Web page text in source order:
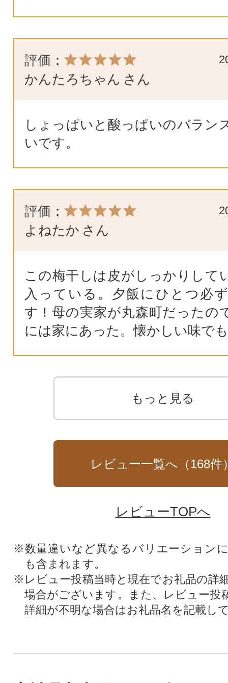
評価：
かんたろちゃん さん
しょっぱいと酸っぱいのバラン
いです。
評価：
よねたか さん
この梅干しは皮がしっかりして
入っている。夕飯にひとつ必
す！母の実家が丸森町だったの
には家にあった。懐かしい味で
もっと見る
レビュー一覧へ（168件
レビューTOPへ
※数量違いなど異なるバリエーション
も含まれます。
※レビュー投稿当時と現在でお礼品の詳
場合がございます。また、レビュー投
詳細が不明な場合はお礼品名を記載し